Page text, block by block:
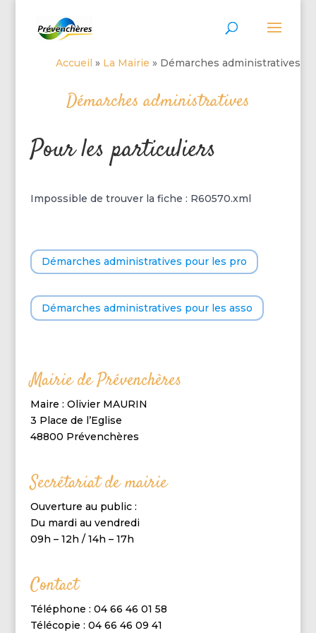
Accueil » La Mairie » Démarches administratives
Démarches administratives
Pour les particuliers
Impossible de trouver la fiche : R60570.xml
Démarches administratives pour les pro
Démarches administratives pour les asso
Mairie de Prévenchères
Maire : Olivier MAURIN
3 Place de l’Eglise
48800 Prévenchères
Secrétariat de mairie
Ouverture au public :
Du mardi au vendredi
09h – 12h / 14h – 17h
Contact
Téléphone : 04 66 46 01 58
Télécopie : 04 66 46 09 41